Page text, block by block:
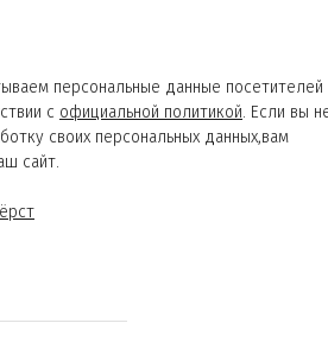
персональные данные посетителей
с официальной политикой. Если вы
своих персональных данных,вам
сайт.